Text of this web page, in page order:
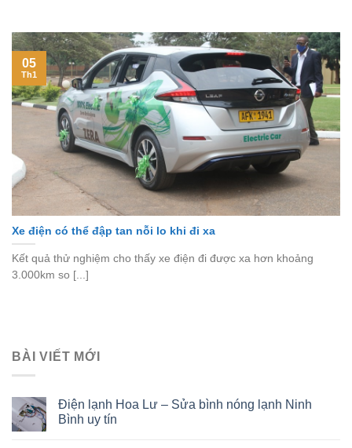
Xe điện có thể đập tan nỗi lo khi đi xa
Kết quả thử nghiệm cho thấy xe điện đi được xa hơn khoảng
3.000km so [...]
05
Th1
BÀI VIẾT MỚI
Điện lạnh Hoa Lư – Sửa bình nóng lạnh Ninh
Bình uy tín